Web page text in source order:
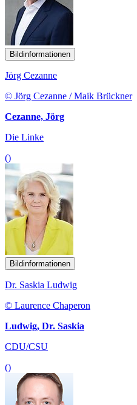
Bildinformationen
Jörg Cezanne
© Jörg Cezanne / Maik Brückner
Cezanne, Jörg
Die Linke
()
Bildinformationen
Dr. Saskia Ludwig
© Laurence Chaperon
Ludwig, Dr. Saskia
CDU/CSU
()